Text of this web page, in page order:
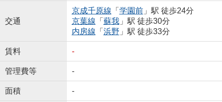
交通
京成千原線 「 学園前」駅 徒歩24分
京葉線 「 蘇我」駅 徒歩30分
内房線 「 浜野 」駅 徒歩33分
賃料 -
管理費等 -
面積 -